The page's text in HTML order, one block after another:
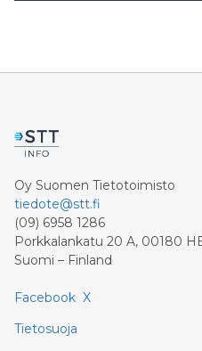
Oy Suomen Tietotoimisto
tiedote@stt.fi
(09) 6958 1286
Porkkalankatu 20 A, 00180
Suomi – Finland
Facebook X
Tietosuoja